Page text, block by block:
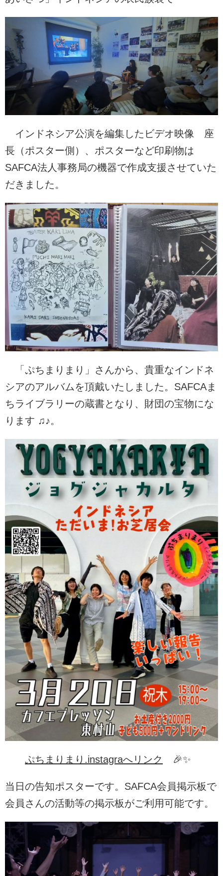
インドネシア公演を編集したビデオ映像 座
長（ポスター側）、ポスターなど印刷物は
SAFCA法人事務局の機器で作成支援させていた
だきました。
「ぷちまりまり」さんから、貴重なインドネ
シアのアルバムを頂戴いたしました。SAFCAま
ちライブラリーの蔵書となり、財団の宝物にな
ります ♫♪。
ぷちまりまり.instagraへリンク 🎉✨
当日の告知ポスターです。SAFCA会員掲示板で
会員さんの活動等の掲示板がご利用可能です。